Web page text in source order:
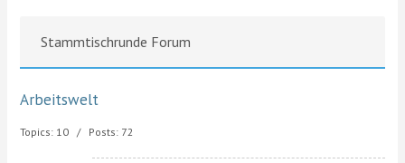
Stammtischrunde Forum
Arbeitswelt
Topics: 10 / Posts: 72